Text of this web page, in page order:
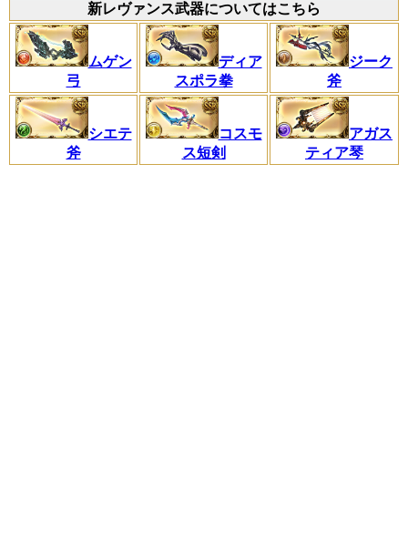
新レヴァンス武器についてはこちら
ムゲン
弓
ディア
スポラ拳
ジーク
斧
シエテ
斧
コスモ
ス短剣
アガス
ティア琴